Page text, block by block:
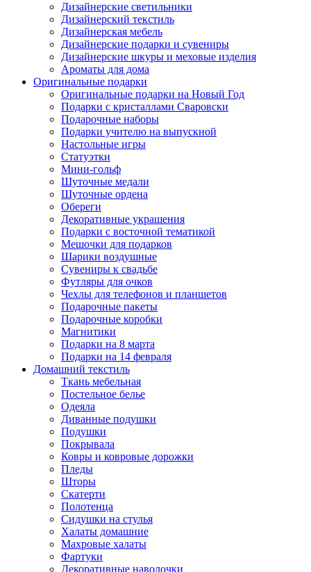
Дизайнерские светильники
Дизайнерский текстиль
Дизайнерская мебель
Дизайнерские подарки и сувениры
Дизайнерские шкуры и меховые изделия
Ароматы для дома
Оригинальные подарки
Оригинальные подарки на Новый Год
Подарки с кристаллами Сваровски
Подарочные наборы
Подарки учителю на выпускной
Настольные игры
Статуэтки
Мини-гольф
Шуточные медали
Шуточные ордена
Обереги
Декоративные украшения
Подарки с восточной тематикой
Мешочки для подарков
Шарики воздушные
Сувениры к свадьбе
Футляры для очков
Чехлы для телефонов и планшетов
Подарочные пакеты
Подарочные коробки
Магнитики
Подарки на 8 марта
Подарки на 14 февраля
Домашний текстиль
Ткань мебельная
Постельное белье
Одеяла
Диванные подушки
Подушки
Покрывала
Ковры и ковровые дорожки
Пледы
Шторы
Скатерти
Полотенца
Сидушки на стулья
Халаты домашние
Махровые халаты
Фартуки
Декоративные наволочки